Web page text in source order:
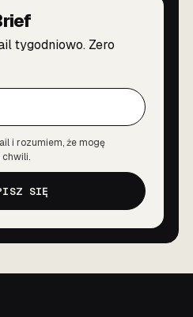
tygodniowo. Zero
i rozumiem, że mogę
SIĘ